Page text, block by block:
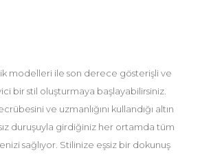
modelleri ile son derece gösterişli ve
bir stil oluşturmaya başlayabilirsiniz.
ve uzmanlığını kullandığı altın
duruşuyla girdiğiniz her ortamda tüm
sağlıyor. Stilinize eşsiz bir dokunuş